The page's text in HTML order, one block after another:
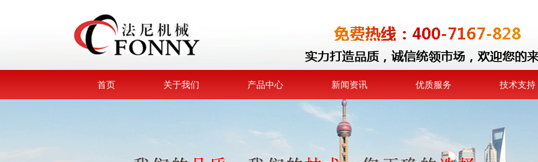
首页 关于我们 产品中心 新闻资讯 优质服务 技术支持